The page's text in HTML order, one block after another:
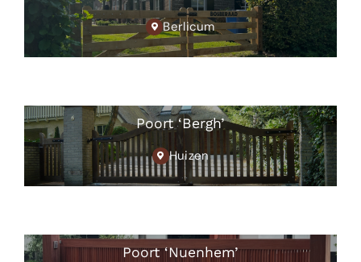
Berlicum
Poort ‘Bergh’
Huizen
Poort ‘Nuenhem’